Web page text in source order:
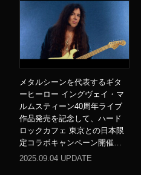
メタルシーンを代表するギタ
ーヒーロー イングヴェイ・マ
ルムスティーン40周年ライブ
作品発売を記念して、ハード
ロックカフェ 東京との日本限
定コラボキャンペーン開催…
2025.09.04 UPDATE